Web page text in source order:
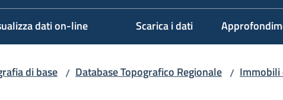
dati on-line Scarica i dati
di base / Database Topografico Regionale / Immobili